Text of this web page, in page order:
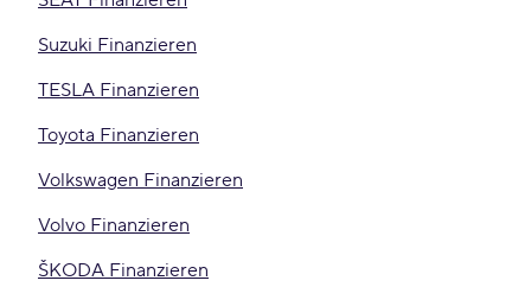
Suzuki Finanzieren
TESLA Finanzieren
Toyota Finanzieren
Volkswagen Finanzieren
Volvo Finanzieren
ŠKODA Finanzieren